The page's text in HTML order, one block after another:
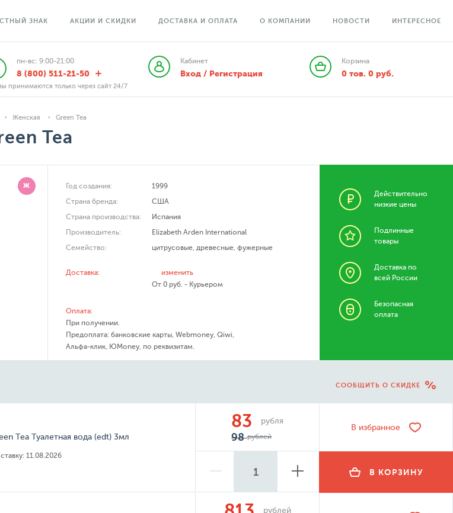
ЗНАК АКЦИИ И СКИДКИ ДОСТАВКА И ОПЛАТА О КОМПАНИИ НОВОСТИ ИНТЕРЕСНОЕ
пн-вс: 9:00-21:00
8 (800) 511-21-50
принимаются только через сайт 24/7
Кабинет
Вход / Регистрация
Корзина
0 тов. 0руб.
Женская Green Tea
Tea
Ж Год создания:
1999
Страна бренда:
США
Страна производства:
Испания
Производитель:
Elizabeth Arden International
Семейство:
цитрусовые, древесные, фужерные
Доставка:
изменить
От 0 руб. - Курьером
Оплата:
При получении.
Предоплата: банковские карты, Webmoney, Qiwi,
Альфа-клик, ЮMoney, по реквизитам.
Действительно
низкие цены
Подлинные
товары
Доставка по
всей России
Безопасная
оплата
СООБЩИТЬ О СКИДКЕ
Tea Туалетная вода (edt) 3мл
11.08.2026
83 рубля
98рублей
В избранное
В КОРЗИНУ
рублей